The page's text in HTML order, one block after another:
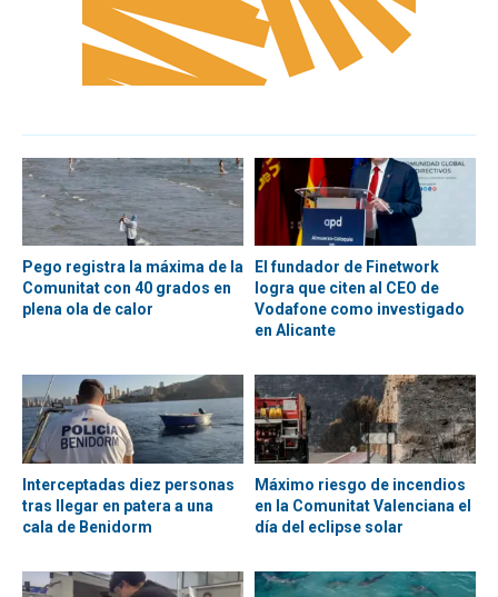
Pego registra la máxima de la
Comunitat con 40 grados en
plena ola de calor
El fundador de Finetwork
logra que citen al CEO de
Vodafone como investigado
en Alicante
Interceptadas diez personas
tras llegar en patera a una
cala de Benidorm
Máximo riesgo de incendios
en la Comunitat Valenciana el
día del eclipse solar